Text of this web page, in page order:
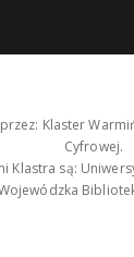
Klaster
Cyfrowej.
Klastra są: